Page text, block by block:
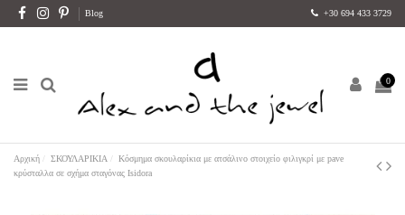
Blog +30 694 433 3729
0
Αρχική ΣΚΟΥΛΑΡΙΚΙΑ
Κόσμημα σκουλαρίκια με ατσάλινο στοιχείο φιλιγκρί με pave
κρύσταλλα σε σχήμα σταγόνας Isidora